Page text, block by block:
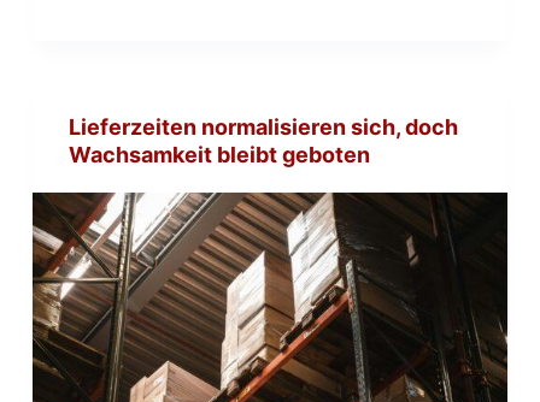
Lieferzeiten normalisieren sich, doch
Wachsamkeit bleibt geboten